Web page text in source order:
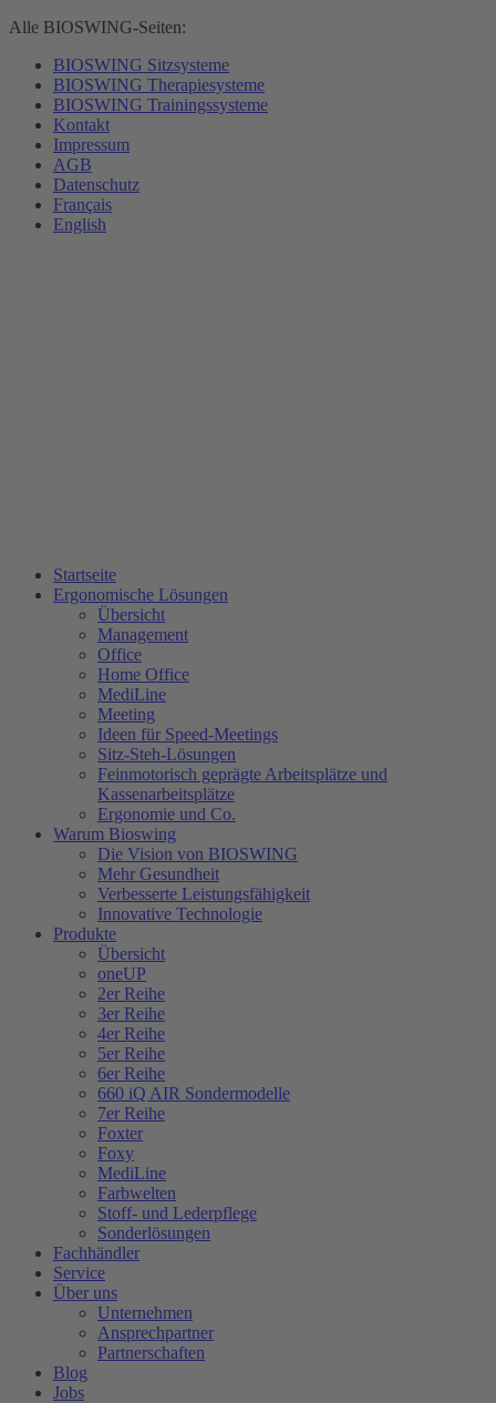
Alle BIOSWING-Seiten:
BIOSWING Sitzsysteme
BIOSWING Therapiesysteme
BIOSWING Trainingssysteme
Kontakt
Impressum
AGB
Datenschutz
Français
English
Startseite
Ergonomische Lösungen
Übersicht
Management
Office
Home Office
MediLine
Meeting
Ideen für Speed-Meetings
Sitz-Steh-Lösungen
Feinmotorisch geprägte Arbeitsplätze und
Kassenarbeitsplätze
Ergonomie und Co.
Warum Bioswing
Die Vision von BIOSWING
Mehr Gesundheit
Verbesserte Leistungsfähigkeit
Innovative Technologie
Produkte
Übersicht
oneUP
2er Reihe
3er Reihe
4er Reihe
5er Reihe
6er Reihe
660 iQ AIR Sondermodelle
7er Reihe
Foxter
Foxy
MediLine
Farbwelten
Stoff- und Lederpflege
Sonderlösungen
Fachhändler
Service
Über uns
Unternehmen
Ansprechpartner
Partnerschaften
Blog
Jobs